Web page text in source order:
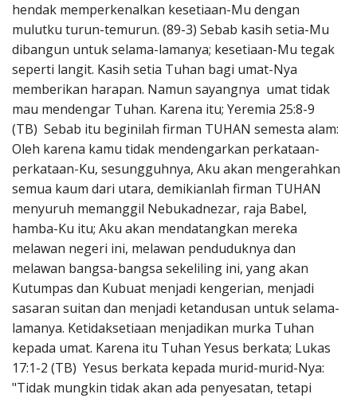
hendak memperkenalkan kesetiaan-Mu dengan
mulutku turun-temurun. (89-3) Sebab kasih setia-Mu
dibangun untuk selama-lamanya; kesetiaan-Mu tegak
seperti langit. Kasih setia Tuhan bagi umat-Nya
memberikan harapan. Namun sayangnya umat tidak
mau mendengar Tuhan. Karena itu; Yeremia 25:8-9
(TB) Sebab itu beginilah firman TUHAN semesta alam:
Oleh karena kamu tidak mendengarkan perkataan-
perkataan-Ku, sesungguhnya, Aku akan mengerahkan
semua kaum dari utara, demikianlah firman TUHAN
menyuruh memanggil Nebukadnezar, raja Babel,
hamba-Ku itu; Aku akan mendatangkan mereka
melawan negeri ini, melawan penduduknya dan
melawan bangsa-bangsa sekeliling ini, yang akan
Kutumpas dan Kubuat menjadi kengerian, menjadi
sasaran suitan dan menjadi ketandusan untuk selama-
lamanya. Ketidaksetiaan menjadikan murka Tuhan
kepada umat. Karena itu Tuhan Yesus berkata; Lukas
17:1-2 (TB) Yesus berkata kepada murid-murid-Nya:
"Tidak mungkin tidak akan ada penyesatan, tetapi